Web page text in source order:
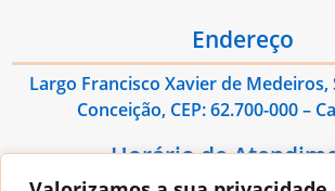
Endereço
Largo Francisco Xavier de Medeiros,
Conceição, CEP: 62.700-000 –
Horário de